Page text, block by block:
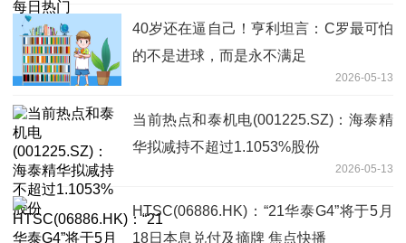
40岁还在逼自己！亨利坦言：C罗最可怕
的不是进球，而是永不满足
2026-05-13
当前热点和泰机电(001225.SZ)：海泰精
华拟减持不超过1.1053%股份
2026-05-13
HTSC(06886.HK)：“21华泰G4”将于5月
18日本息兑付及摘牌 焦点快播